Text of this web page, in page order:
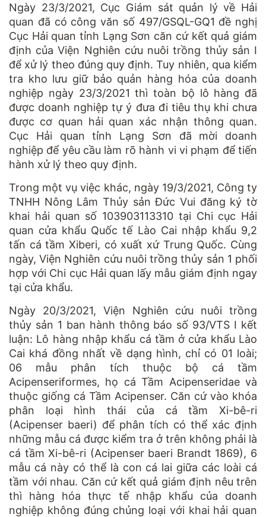
Ngày 23/3/2021, Cục Giám sát quản lý về Hải
quan đã có công văn số 497/GSQL-GQ1 đề nghị
Cục Hải quan tỉnh Lạng Sơn căn cứ kết quả giám
định của Viện Nghiên cứu nuôi trồng thủy sản I
để xử lý theo đúng quy định. Tuy nhiên, qua kiểm
tra kho lưu giữ bảo quản hàng hóa của doanh
nghiệp ngày 23/3/2021 thì toàn bộ lô hàng đã
được doanh nghiệp tự ý đưa đi tiêu thụ khi chưa
được cơ quan hải quan xác nhận thông quan.
Cục Hải quan tỉnh Lạng Sơn đã mời doanh
nghiệp để yêu cầu làm rõ hành vi vi phạm để tiến
hành xử lý theo quy định.
Trong một vụ việc khác, ngày 19/3/2021, Công ty
TNHH Nông Lâm Thủy sản Đức Vui đăng ký tờ
khai hải quan số 103903113310 tại Chi cục Hải
quan cửa khẩu Quốc tế Lào Cai nhập khẩu 9,2
tấn cá tầm Xiberi, có xuất xứ Trung Quốc. Cùng
ngày, Viện Nghiên cứu nuôi trồng thủy sản 1 phối
hợp với Chi cục Hải quan lấy mẫu giám định ngay
tại cửa khẩu.
Ngày 20/3/2021, Viện Nghiên cứu nuôi trồng
thủy sản 1 ban hành thông báo số 93/VTS I kết
luận: Lô hàng nhập khẩu cá tầm ở cửa khẩu Lào
Cai khá đồng nhất về dạng hình, chỉ có 01 loài;
06 mẫu phân tích thuộc bộ cá tầm
Acipenseriformes, họ cá Tầm Acipenseridae và
thuộc giống cá Tầm Acipenser. Căn cứ vào khóa
phân loại hình thái của cá tầm Xi-bê-ri
(Acipenser baeri) để phân tích có thể xác định
những mẫu cá được kiểm tra ở trên không phải là
cá tầm Xi-bê-ri (Acipenser baeri Brandt 1869), 6
mẫu cá này có thể là con cá lai giữa các loài cá
tầm với nhau. Căn cứ kết quả giám định nêu trên
thì hàng hóa thực tế nhập khẩu của doanh
nghiệp không đúng chủng loại với khai hải quan